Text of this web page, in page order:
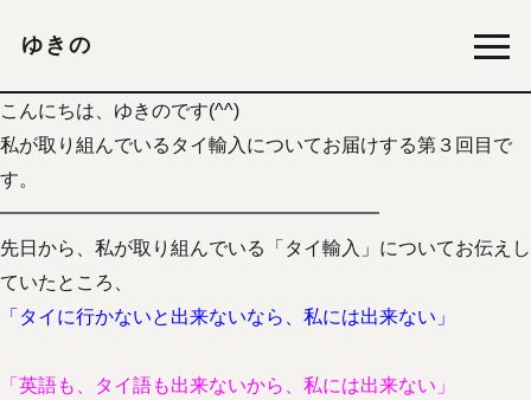
ゆきの
こんにちは、ゆきのです(^^)
私が取り組んでいるタイ輸入についてお届けする第３回目で
す。
━━━━━━━━━━━━━━━━━━━━
先日から、私が取り組んでいる「タイ輸入」についてお伝えし
ていたところ、
「タイに行かないと出来ないなら、私には出来ない」
「英語も、タイ語も出来ないから、私には出来ない」